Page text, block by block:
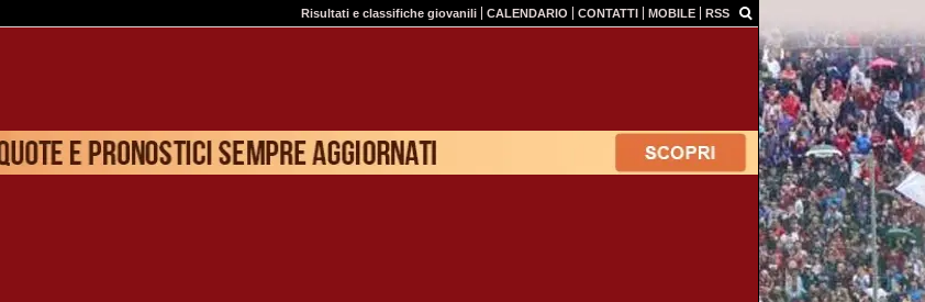
Risultati e classifiche giovanili CALENDARIO CONTATTI MOBILE RSS